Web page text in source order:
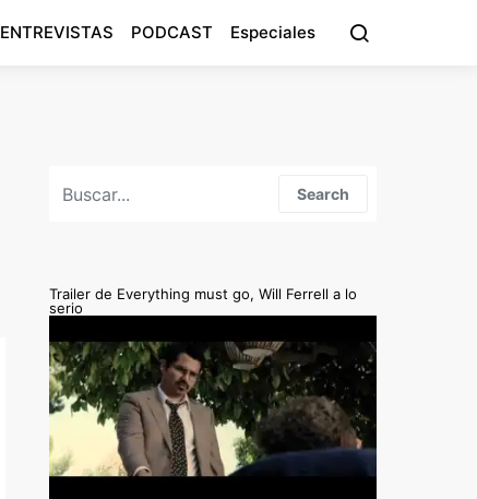
ENTREVISTAS PODCAST Especiales
Search
Trailer de Everything must go, Will Ferrell a lo
serio